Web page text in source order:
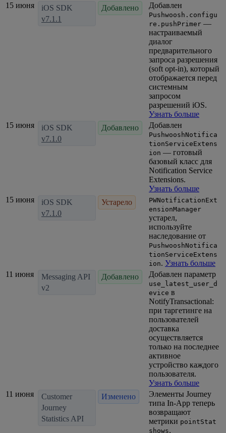
15 июня
iOS SDK
v7.1.1
Добавлено Добавлен
Pushwoosh.configu
re.pushPrimer —
настраиваемый
диалог
предварительного
запроса разрешения
(soft opt-in), который
отображается перед
системным
запросом
разрешений iOS.
Узнать больше
15 июня
iOS SDK
v7.1.0
Добавлено Добавлен
PushwooshNotifica
tionServiceExtens
ion — готовый
базовый класс для
Notification Service
Extensions.
Узнать больше
15 июня
iOS SDK
v7.1.0
Устарело
PWNotificationExt
ensionManager
устарел,
используйте
наследование от
PushwooshNotifica
tionServiceExtens
ion. Узнать больше
11 июня
Messaging API
v2
Добавлено Добавлен параметр
use_latest_user_d
evice в
NotifyTransactional:
при таргетинге на
пользователей
доставка
осуществляется
только на последнее
активное
устройство каждого
пользователя.
Узнать больше
11 июня
Customer
Journey
Statistics API
Изменено
Элементы Journey
типа In-App теперь
возвращают
метрики pointStat
shows,